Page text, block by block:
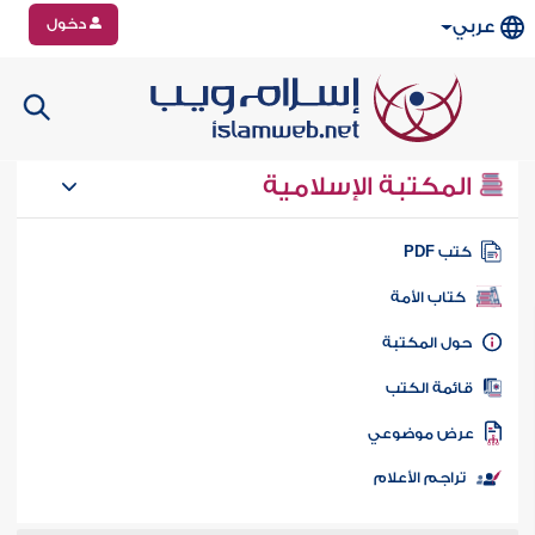
عربي دخول
المكتبة الإسلامية
كتب PDF
كتاب الأمة
المكتبة
الكتب
موضوعي